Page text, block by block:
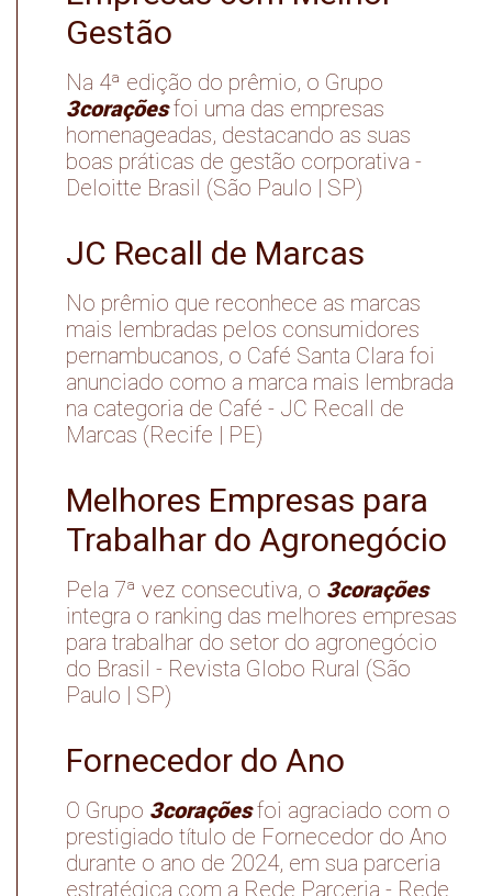
Gestão
Na 4ª edição do prêmio, o Grupo
3coraçõesfoi uma das empresas
homenageadas, destacando as suas
boas práticas de gestão corporativa -
Deloitte Brasil (São Paulo | SP)
JC Recall de Marcas
No prêmio que reconhece as marcas
mais lembradas pelos consumidores
pernambucanos, o Café Santa Clara foi
anunciado como a marca mais lembrada
na categoria de Café - JC Recall de
Marcas (Recife | PE)
Melhores Empresas para
Trabalhar do Agronegócio
Pela 7ª vez consecutiva, o 3corações
integra o ranking das melhores empresas
para trabalhar do setor do agronegócio
do Brasil - Revista Globo Rural (São
Paulo | SP)
Fornecedor do Ano
O Grupo 3coraçõesfoi agraciado com o
prestigiado título de Fornecedor do Ano
durante o ano de 2024, em sua parceria
estratégica com a Rede Parceria - Rede